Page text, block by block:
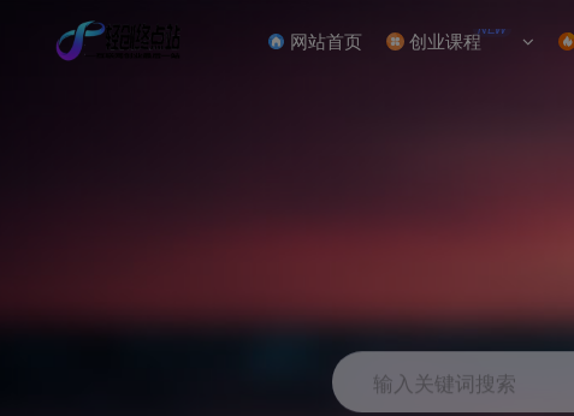
网站首页 创业课程NEW
输入关键词搜索